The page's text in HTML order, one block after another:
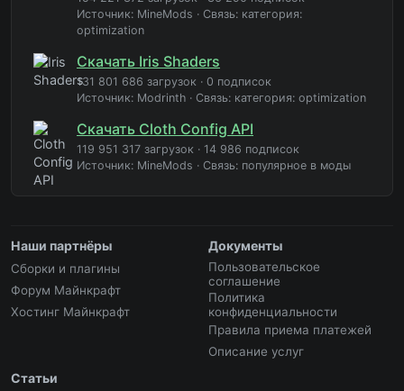
Источник: MineMods · Связь: категория:
optimization
Скачать Iris Shaders
131 801 686 загрузок · 0 подписок
Источник: Modrinth · Связь: категория: optimization
Скачать Cloth Config API
119 951 317 загрузок · 14 986 подписок
Источник: MineMods · Связь: популярное в моды
Наши партнёры
Сборки и плагины
Форум Майнкрафт
Хостинг Майнкрафт
Документы
Пользовательское
соглашение
Политика
конфиденциальности
Правила приема платежей
Описание услуг
Статьи